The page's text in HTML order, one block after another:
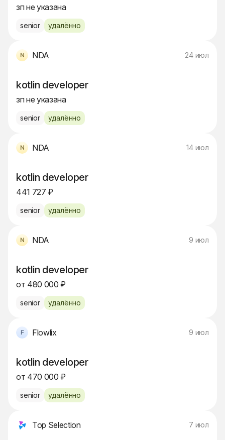
зп не указана
senior удалённо
NDA 24 июл
kotlin developer
зп не указана
senior удалённо
NDA 14 июл
kotlin developer
441 727 ₽
senior удалённо
NDA 9 июл
kotlin developer
от 480 000 ₽
senior удалённо
Flowlix 9 июл
kotlin developer
от 470 000 ₽
senior удалённо
Top Selection 7 июл